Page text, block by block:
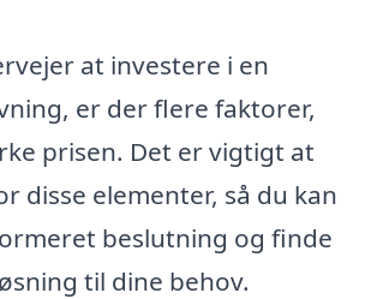
at investere i en
er der flere faktorer,
prisen. Det er vigtigt at
disse elementer, så du kan
beslutning og finde
til dine behov.